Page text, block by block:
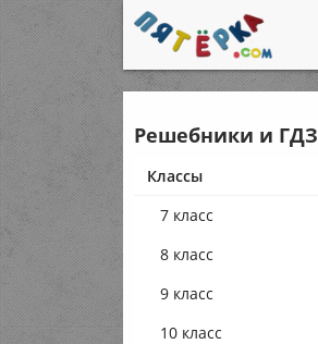
Решебники и ГДЗ
Классы
7 класс
8 класс
9 класс
10 класс